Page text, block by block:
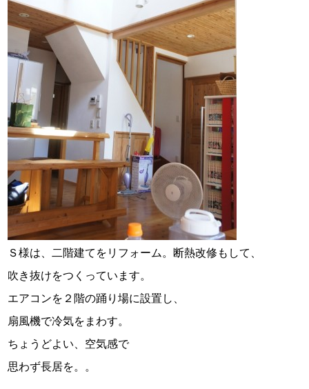
Ｓ様は、二階建てをリフォーム。断熱改修もして、
吹き抜けをつくっています。
エアコンを２階の踊り場に設置し、
扇風機で冷気をまわす。
ちょうどよい、空気感で
思わず長居を。。